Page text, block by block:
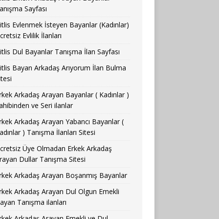
Sayfası
Evlenmek İsteyen Bayanlar (Kadınlar)
Evlilik İlanları
Dul Bayanlar Tanışma İlan Sayfası
Bayan Arkadaş Arıyorum İlan Bulma
Arkadaş Arayan Bayanlar ( Kadınlar )
ve Seri ilanlar
Arkadaş Arayan Yabancı Bayanlar (
) Tanışma İlanları Sitesi
Üye Olmadan Erkek Arkadaş
Dullar Tanışma Sitesi
Arkadaş Arayan Boşanmış Bayanlar
Arkadaş Arayan Dul Olgun Emekli
Tanışma ilanları